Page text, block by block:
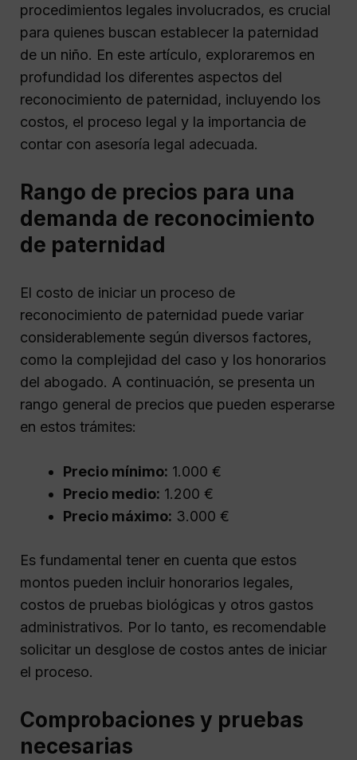
procedimientos legales involucrados, es crucial
para quienes buscan establecer la paternidad
de un niño. En este artículo, exploraremos en
profundidad los diferentes aspectos del
reconocimiento de paternidad, incluyendo los
costos, el proceso legal y la importancia de
contar con asesoría legal adecuada.
Rango de precios para una
demanda de reconocimiento
de paternidad
El costo de iniciar un proceso de
reconocimiento de paternidad puede variar
considerablemente según diversos factores,
como la complejidad del caso y los honorarios
del abogado. A continuación, se presenta un
rango general de precios que pueden esperarse
en estos trámites:
Precio mínimo: 1.000 €
Precio medio: 1.200 €
Precio máximo: 3.000 €
Es fundamental tener en cuenta que estos
montos pueden incluir honorarios legales,
costos de pruebas biológicas y otros gastos
administrativos. Por lo tanto, es recomendable
solicitar un desglose de costos antes de iniciar
el proceso.
Comprobaciones y pruebas
necesarias